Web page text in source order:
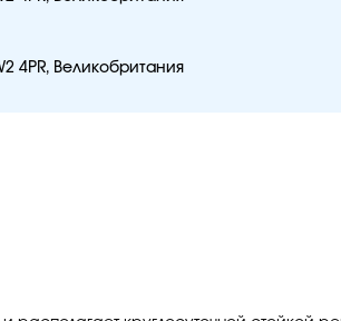
4PR, Великобритания